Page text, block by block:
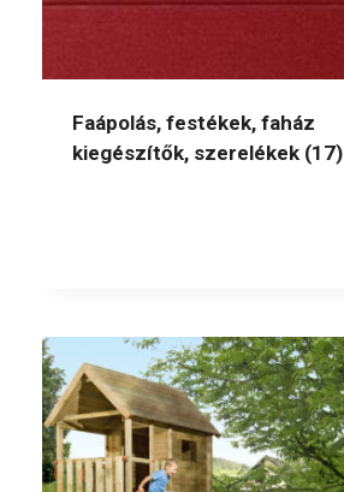
Faápolás, festékek, faház
kiegészítők, szerelékek (17)